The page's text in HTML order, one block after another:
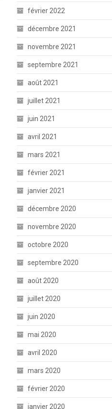
février 2022
décembre 2021
novembre 2021
septembre 2021
août 2021
juillet 2021
juin 2021
avril 2021
mars 2021
février 2021
janvier 2021
décembre 2020
novembre 2020
octobre 2020
septembre 2020
août 2020
juillet 2020
juin 2020
mai 2020
avril 2020
mars 2020
février 2020
janvier 2020